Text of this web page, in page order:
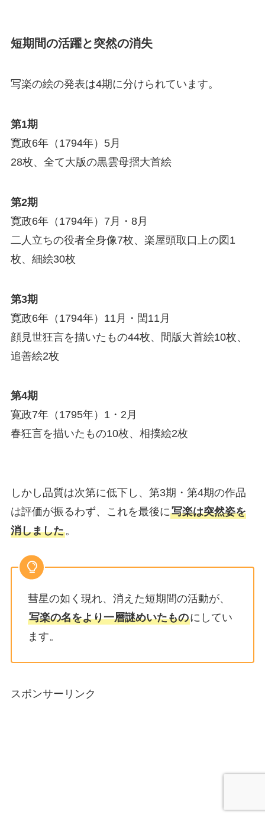
短期間の活躍と突然の消失
写楽の絵の発表は4期に分けられています。
第1期
寛政6年（1794年）5月
28枚、全て大版の黒雲母摺大首絵
第2期
寛政6年（1794年）7月・8月
二人立ちの役者全身像7枚、楽屋頭取口上の図1
枚、細絵30枚
第3期
寛政6年（1794年）11月・閏11月
顔見世狂言を描いたもの44枚、間版大首絵10枚、
追善絵2枚
第4期
寛政7年（1795年）1・2月
春狂言を描いたもの10枚、相撲絵2枚
しかし品質は次第に低下し、第3期・第4期の作品
は評価が振るわず、これを最後に写楽は突然姿を
消しました。
彗星の如く現れ、消えた短期間の活動が、
写楽の名をより一層謎めいたものにしてい
ます。
スポンサーリンク